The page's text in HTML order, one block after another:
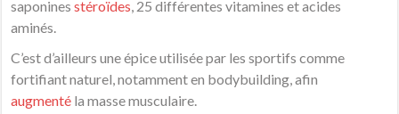
saponinesstéroïdes, 25 différentes vitamines et acides
aminés.
C’est d’ailleurs une épice utilisée par les sportifs comme
fortifiant naturel, notamment en bodybuilding, afin
augmenté la masse musculaire.